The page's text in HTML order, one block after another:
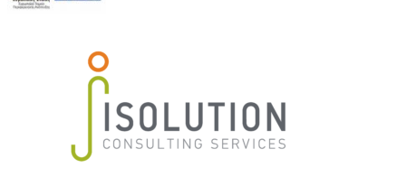
Isolution Blog